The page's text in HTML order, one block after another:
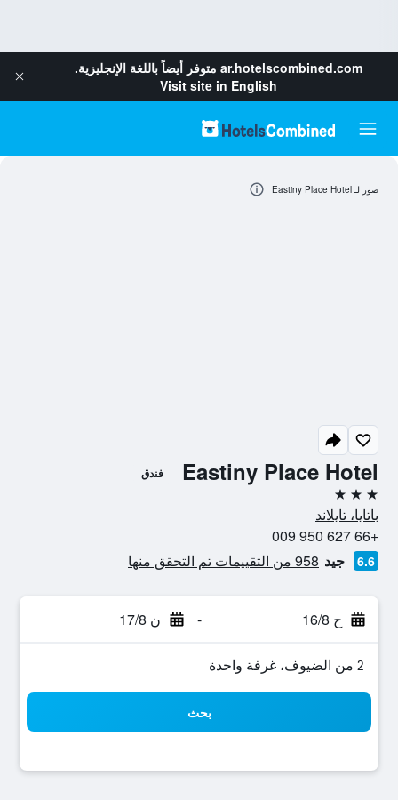
ar.hotelscombined.com متوفر أيضاً باللغة الإنجليزية.
Visit site in English
Eastiny Place Hotel فندق
3 نجوم
باتايا، تايلاند
+66 627 950 009
6.6 جيد 958 من التقييمات تم التحقق منها
ح 16/8 - ن 17/8
2 من الضيوف، غرفة واحدة
بحث
صور لـ Eastiny Place Hotel